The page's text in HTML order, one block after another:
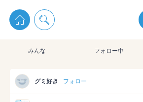
pixiv Sketchは2024年5月28日付で プライパシー
通知を受け取るにはここをクリ
pixiv Sketchアプリでさらに快
みんな フォロー中
グミ好き フォロー